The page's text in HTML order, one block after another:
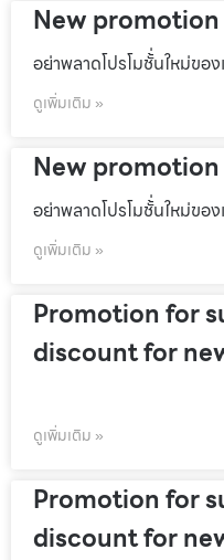
New promotion
อย่าพลาดโปรโมชั้่นใหม่ของ
ดูเพิ่มเติม »
New promotion
อย่าพลาดโปรโมชั้่นใหม่ของ
ดูเพิ่มเติม »
Promotion for
discount for
ดูเพิ่มเติม »
Promotion for
discount for